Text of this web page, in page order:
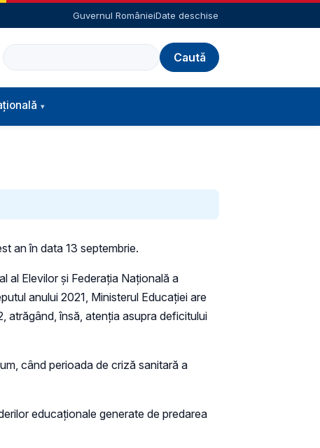
Guvernul RomânieiDate deschise
Caută
an în data 13 septembrie.
al Elevilor și Federația Națională a
anului 2021, Ministerul Educației are
atrăgând, însă, atenția asupra deficitului
când perioada de criză sanitară a
educaționale generate de predarea